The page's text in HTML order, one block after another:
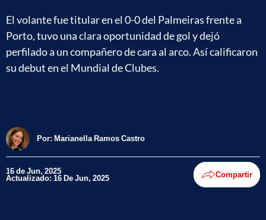
El volante fue titular en el 0-0 del Palmeiras frente a
Porto, tuvo una clara oportunidad de gol y dejó
perfilado a un compañero de cara al arco. Así calificaron
su debut en el Mundial de Clubes.
Por: Marianella Ramos Castro
16 de Jun, 2025
Actualizado: 16 De Jun, 2025 Compartir